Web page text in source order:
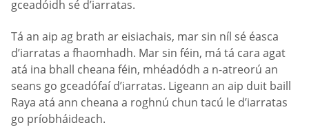
gceadóidh sé d’iarratas.
Tá an aip ag brath ar eisiachais, mar sin níl sé éasca
d’iarratas a fhaomhadh. Mar sin féin, má tá cara agat
atá ina bhall cheana féin, mhéadódh a n-atreorú an
seans go gceadófaí d’iarratas. Ligeann an aip duit baill
Raya atá ann cheana a roghnú chun tacú le d’iarratas
go príobháideach.